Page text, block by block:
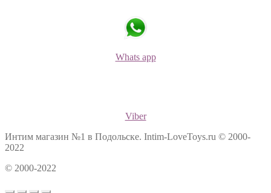
Whats app
Viber
Интим магазин №1 в Подольске. Intim-LoveToys.ru © 2000-
2022
© 2000-2022